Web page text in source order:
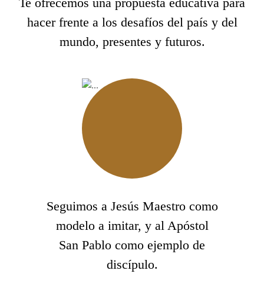
hacer frente a los desafíos del país y del
mundo, presentes y futuros.
Seguimos a Jesús Maestro como
modelo a imitar, y al Apóstol
San Pablo como ejemplo de
discípulo.